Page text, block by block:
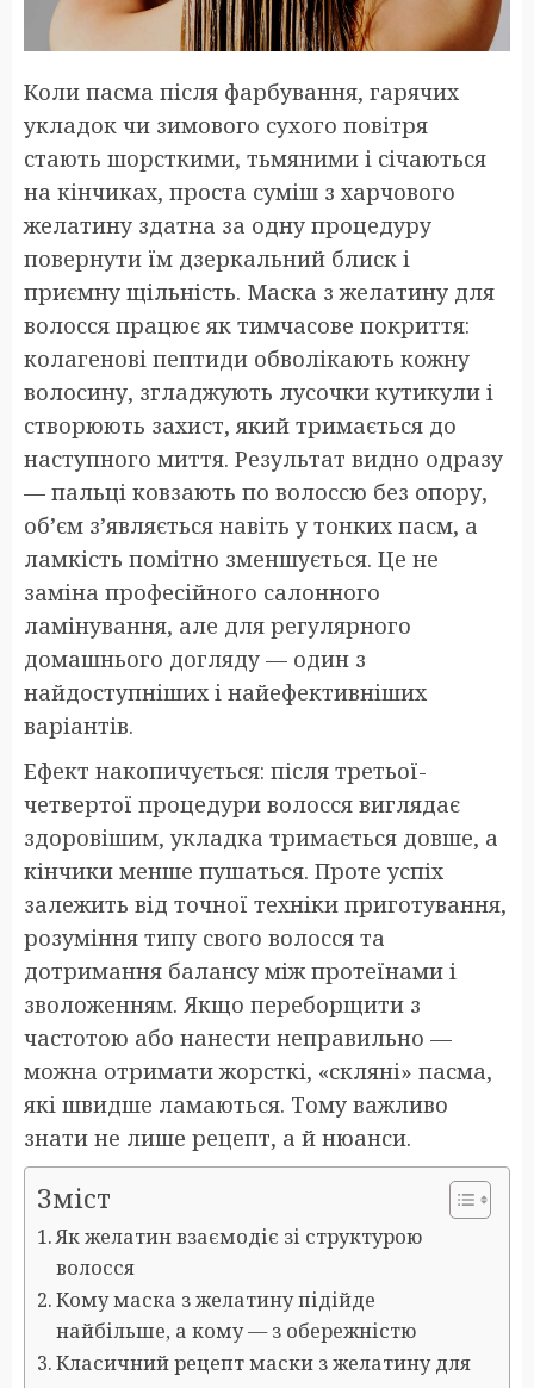
Коли пасма після фарбування, гарячих
укладок чи зимового сухого повітря
стають шорсткими, тьмяними і січаються
на кінчиках, проста суміш з харчового
желатину здатна за одну процедуру
повернути їм дзеркальний блиск і
приємну щільність. Маска з желатину для
волосся працює як тимчасове покриття:
колагенові пептиди обволікають кожну
волосину, згладжують лусочки кутикули і
створюють захист, який тримається до
наступного миття. Результат видно одразу
— пальці ковзають по волоссю без опору,
об’єм з’являється навіть у тонких пасм, а
ламкість помітно зменшується. Це не
заміна професійного салонного
ламінування, але для регулярного
домашнього догляду — один з
найдоступніших і найефективніших
варіантів.
Ефект накопичується: після третьої-
четвертої процедури волосся виглядає
здоровішим, укладка тримається довше, а
кінчики менше пушаться. Проте успіх
залежить від точної техніки приготування,
розуміння типу свого волосся та
дотримання балансу між протеїнами і
зволоженням. Якщо переборщити з
частотою або нанести неправильно —
можна отримати жорсткі, «скляні» пасма,
які швидше ламаються. Тому важливо
знати не лише рецепт, а й нюанси.
Зміст
Як желатин взаємодіє зі структурою
волосся
Кому маска з желатину підійде
найбільше, а кому — з обережністю
Класичний рецепт маски з желатину для